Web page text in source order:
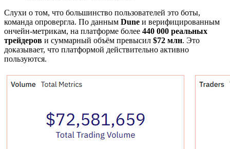
Слухи о том, что большинство пользователей это боты,
команда опровергла. По данным Dune и верифицированным
ончейн-метрикам, на платформе более 440 000 реальных
трейдеров и суммарный объём превысил $72 млн. Это
доказывает, что платформой действительно активно
пользуются.